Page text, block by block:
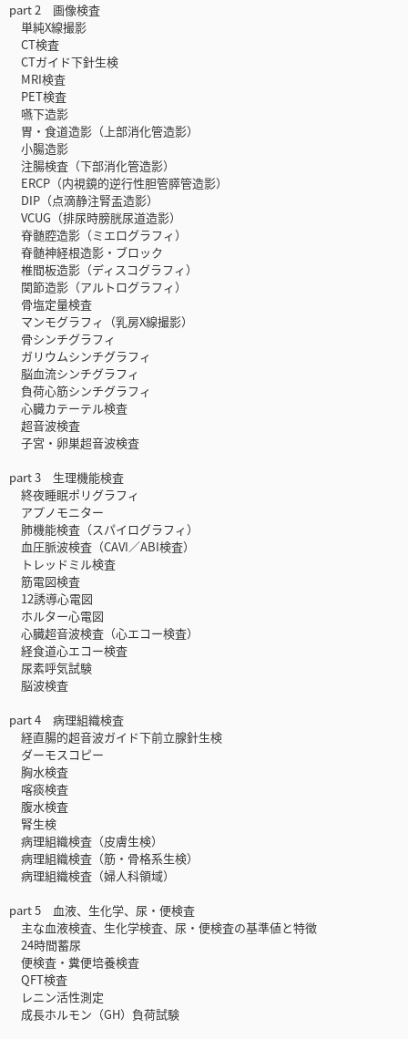
part 2 画像検査
単純X線撮影
CT検査
CTガイド下針生検
MRI検査
PET検査
嚥下造影
胃・食道造影（上部消化管造影）
小腸造影
注腸検査（下部消化管造影）
ERCP（内視鏡的逆行性胆管膵管造影）
DIP（点滴静注腎盂造影）
VCUG（排尿時膀胱尿道造影）
脊髄腔造影（ミエログラフィ）
脊髄神経根造影・ブロック
椎間板造影（ディスコグラフィ）
関節造影（アルトログラフィ）
骨塩定量検査
マンモグラフィ（乳房X線撮影）
骨シンチグラフィ
ガリウムシンチグラフィ
脳血流シンチグラフィ
負荷心筋シンチグラフィ
心臓カテーテル検査
超音波検査
子宮・卵巣超音波検査
part 3 生理機能検査
終夜睡眠ポリグラフィ
アプノモニター
肺機能検査（スパイログラフィ）
血圧脈波検査（CAVI／ABI検査）
トレッドミル検査
筋電図検査
12誘導心電図
ホルター心電図
心臓超音波検査（心エコー検査）
経食道心エコー検査
尿素呼気試験
脳波検査
part 4 病理組織検査
経直腸的超音波ガイド下前立腺針生検
ダーモスコピー
胸水検査
喀痰検査
腹水検査
腎生検
病理組織検査（皮膚生検）
病理組織検査（筋・骨格系生検）
病理組織検査（婦人科領域）
part 5 血液、生化学、尿・便検査
主な血液検査、生化学検査、尿・便検査の基準値と特徴
24時間蓄尿
便検査・糞便培養検査
QFT検査
レニン活性測定
成長ホルモン（GH）負荷試験